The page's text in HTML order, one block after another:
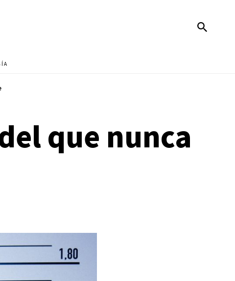
que nunca